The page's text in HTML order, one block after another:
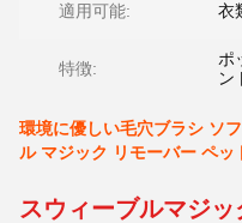
適用可能: 衣
特徴:
ポ
ン
環境に優しい毛穴ブラシ ソ
ル マジック リモーバー ペ
スウィーブルマジ